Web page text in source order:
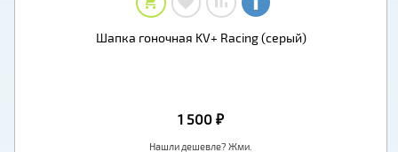
Шапка гоночная KV+ Racing (серый)
Нашли дешевле? Жми.
1 500 ₽